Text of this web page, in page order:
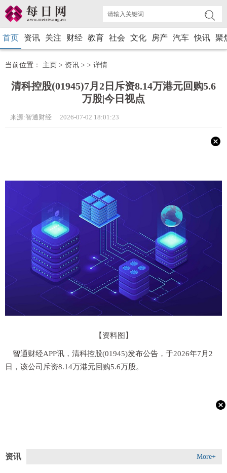
首页 资讯 关注 财经 教育 社会 文化 房产 汽车 快讯 聚
当前位置： 主页 > 资讯 > > 详情
清科控股(01945)7月2日斥资8.14万港元回购5.6
万股|今日视点
来源:智通财经 2026-07-02 18:01:23
【资料图】
智通财经APP讯，清科控股(01945)发布公告，于2026年7月2
日，该公司斥资8.14万港元回购5.6万股。
资讯 More+